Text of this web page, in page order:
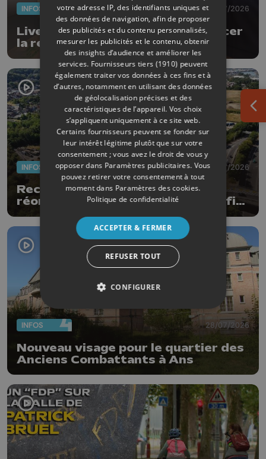
INFOS 29/07/2026
LiveDrop : la goutte qui fait avancer
la recherche
INFOS 29/07/2026
Recydel reçoit un permis pour
réorganiser son site de Wandre afin
INFOS 28/07/2026
Nouveau visage pour le quartier des
Anciens Combattants à Ans
votre adresse IP, des identifiants uniques et
des données de navigation, afin de proposer
des publicités et du contenu personnalisés,
mesurer les publicités et le contenu, obtenir
des insights d’audience et améliorer les
services. Fournisseurs tiers (1910) peuvent
également traiter vos données à ces fins et à
d’autres, notamment en utilisant des données
de géolocalisation précises et des
caractéristiques de l’appareil. Vos choix
s’appliquent uniquement à ce site web.
Certains fournisseurs peuvent se fonder sur
leur intérêt légitime plutôt que sur votre
consentement ; vous avez le droit de vous y
opposer dans Paramètres publicitaires. Vous
pouvez retirer votre consentement à tout
moment dans Paramètres des cookies.
Politique de confidentialité
ACCEPTER & FERMER
REFUSER TOUT
CONFIGURER